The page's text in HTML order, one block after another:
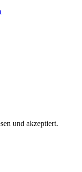
und akzeptiert.